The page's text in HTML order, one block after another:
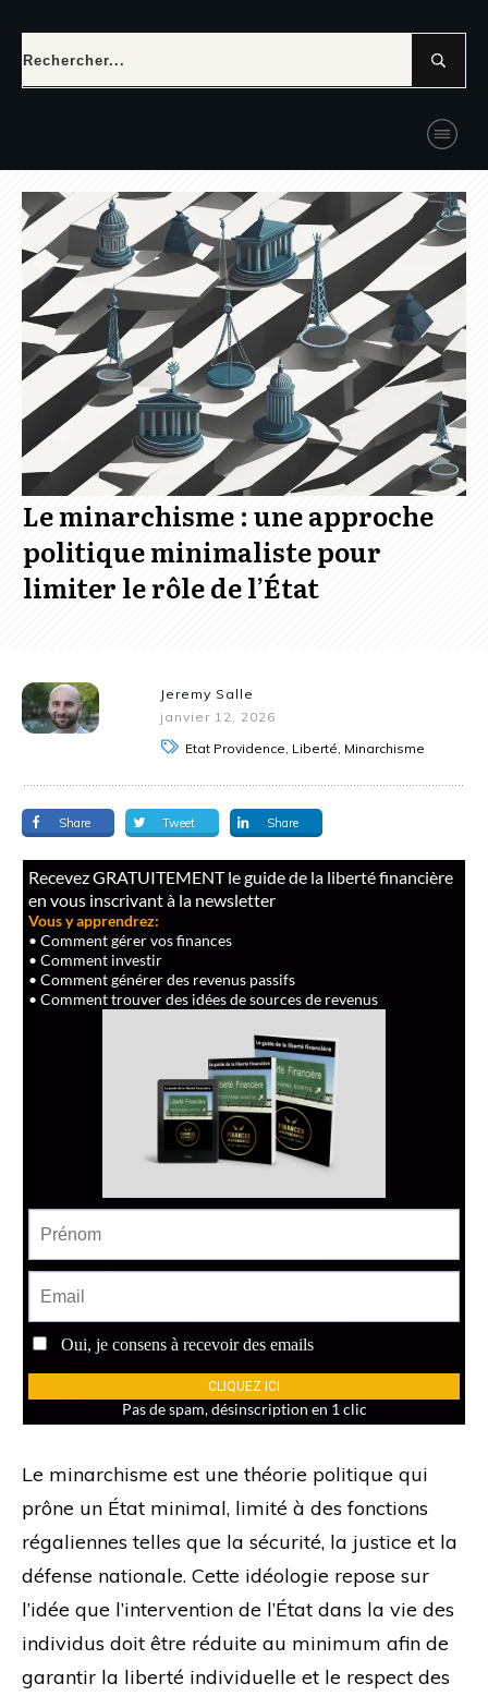
Le minarchisme : une approche
politique minimaliste pour
limiter le rôle de l’État
Jeremy Salle
janvier 12, 2026
Etat Providence, Liberté, Minarchisme
Share Tweet Share
Le minarchisme est une théorie politique qui
prône un État minimal, limité à des fonctions
régaliennes telles que la sécurité, la justice et la
défense nationale. Cette idéologie repose sur
l’idée que l’intervention de l’État dans la vie des
individus doit être réduite au minimum afin de
garantir la liberté individuelle et le respect des